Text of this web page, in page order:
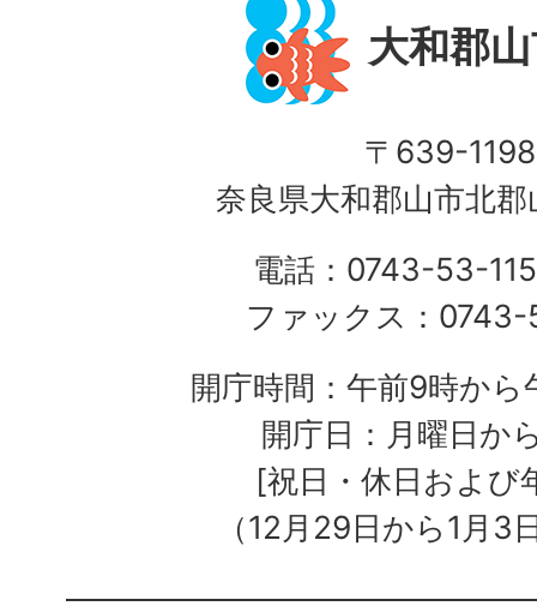
大和郡
〒639-1198
奈良県大和郡山市北
電話：0743-53-
ファックス：
開庁時間：午前9時か
開庁日：月曜日か
[祝日・休日および
（12月29日から1月3